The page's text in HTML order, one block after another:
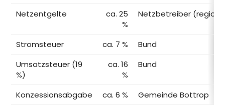
Netzentgelte
ca. 25
%
Netzbetreiber
Stromsteuer ca. 7 %
Bund
Umsatzsteuer (19
%)
ca. 16
%
Bund
Konzessionsabgabe ca. 6 %
Gemeinde Bottrop